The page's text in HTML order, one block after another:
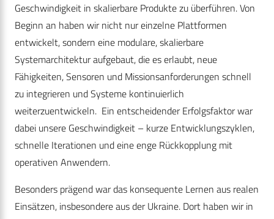
Geschwindigkeit in skalierbare Produkte zu überführen. Von
Beginn an haben wir nicht nur einzelne Plattformen
entwickelt, sondern eine modulare, skalierbare
Systemarchitektur aufgebaut, die es erlaubt, neue
Fähigkeiten, Sensoren und Missionsanforderungen schnell
zu integrieren und Systeme kontinuierlich
weiterzuentwickeln. Ein entscheidender Erfolgsfaktor war
dabei unsere Geschwindigkeit – kurze Entwicklungszyklen,
schnelle Iterationen und eine enge Rückkopplung mit
operativen Anwendern.
Besonders prägend war das konsequente Lernen aus realen
Einsätzen, insbesondere aus der Ukraine. Dort haben wir in